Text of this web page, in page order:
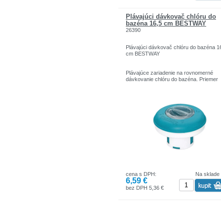
Plávajúci dávkovač chlóru do
bazéna 16,5 cm BESTWAY
26390
Plávajúci dávkovač chlóru do bazéna
cm BESTWAY
Plávajúce zariadenie na rovnomerné
dávkovanie chlóru do bazéna. Priemer
potreby neustáleho ručného pridávania
chlóru. Odolný plast vhodný pre rôzne
Na sklade
cena s DPH:
6,59 €
bez DPH 5,36 €